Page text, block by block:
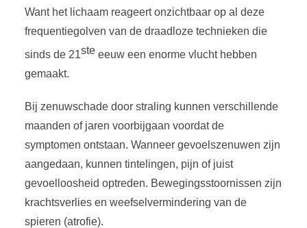
Want het lichaam reageert onzichtbaar op al deze
frequentiegolven van de draadloze technieken die
sinds de 21steeeuw een enorme vlucht hebben
gemaakt.
Bij zenuwschade door straling kunnen verschillende
maanden of jaren voorbijgaan voordat de
symptomen ontstaan. Wanneer gevoelszenuwen zijn
aangedaan, kunnen tintelingen, pijn of juist
gevoelloosheid optreden. Bewegingsstoornissen zijn
krachtsverlies en weefselvermindering van de
spieren (atrofie).